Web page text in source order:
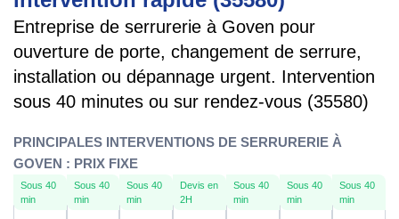
Entreprise de serrurerie à Goven pour
ouverture de porte, changement de serrure,
installation ou dépannage urgent. Intervention
sous 40 minutes ou sur rendez-vous (35580)
PRINCIPALES INTERVENTIONS DE SERRURERIE À
GOVEN : PRIX FIXE
Sous 40
min
Sous 40
min
Sous 40
min
Devis en
2H
Sous 40
min
Sous 40
min
Sous 40
min